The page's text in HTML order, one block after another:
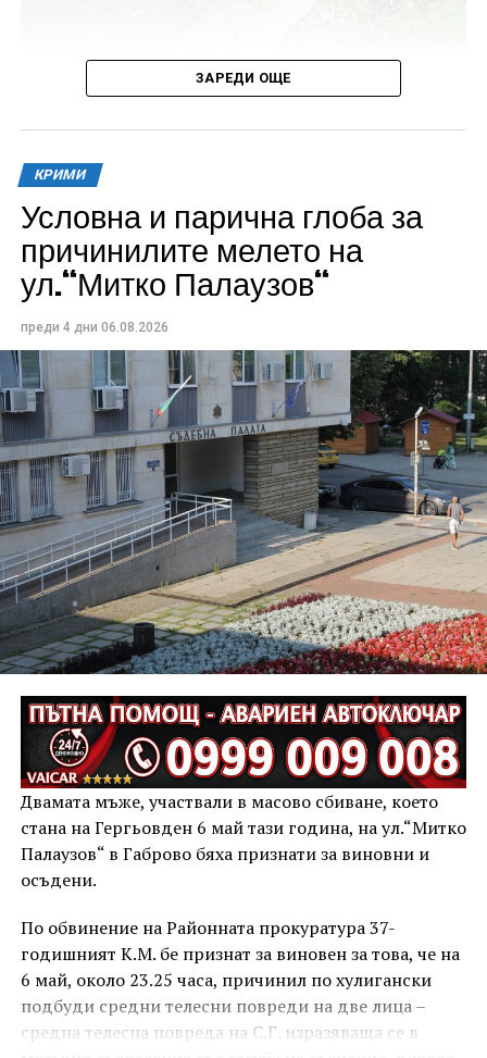
За да се гарантира безопасността на посетителите,
повредените участъци от електрическата мрежа са
изолирани, а осветителите са оставени без
захранване. Мярката е необходима до намирането
на трайно техническо решение, което да ограничи
възможностите за вандалски посегателства и да
позволи възстановяване на осветлението.
ЗАРЕДИ ОЩЕ
КРИМИ
Условна и парична глоба за
причинилите мелето на
ул.“Митко Палаузов“
преди 4 дни 06.08.2026
Двамата мъже, участвали в масово сбиване, което
стана на Гергьовден 6 май тази година, на ул.“Митко
Палаузов“ в Габрово бяха признати за виновни и
осъдени.
По обвинение на Районната прокуратура 37-
годишният К.М. бе признат за виновен за това, че на
6 май, около 23.25 часа, причинил по хулигански
подбуди средни телесни повреди на две лица –
средна телесна повреда на С.Г. изразяваща се в